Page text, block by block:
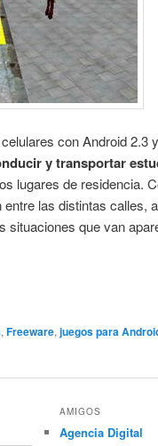
con Android 2.3 y
y transportar
lugares de residencia.
las distintas calles,
situaciones que van
,Freeware,juegos para
AMIGOS
Agencia Digital